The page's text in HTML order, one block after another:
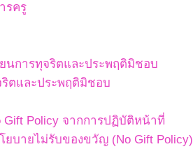
รครู
นการทุจริตและประพฤติมิชอบ
ริตและประพฤติมิชอบ
Policy จากการปฏิบัติหน้าที่
ยบายไม่รับของขวัญ (No Gift Policy)